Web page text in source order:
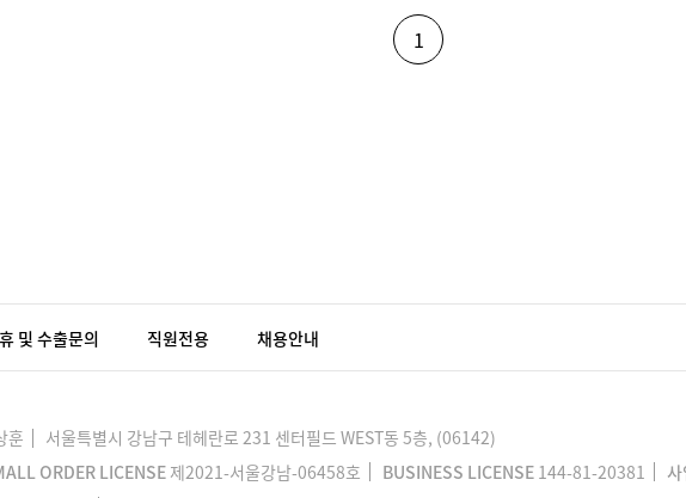
1
및 수출문의 직원전용 채용안내
훈
서울특별시 강남구 테헤란로 231 센터필드 WEST동 5층, (06142)
ORDER LICENSE 제2021-서울강남-06458호 BUSINESS LICENSE 144-81-20381